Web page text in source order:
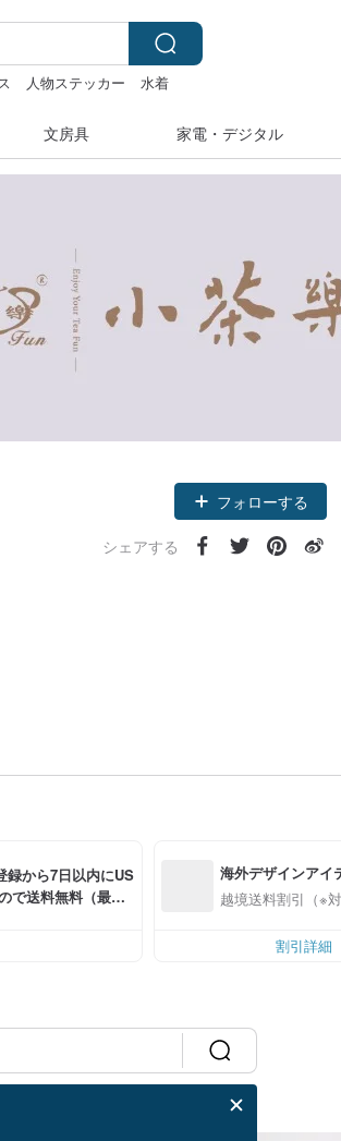
人物ステッカー
水着
文房具 家電・デジタル
フォローする
シェアする
録から7日以内にUS
で送料無料（最大U
海外デザインアイ
越境送料割引（※
割引詳細